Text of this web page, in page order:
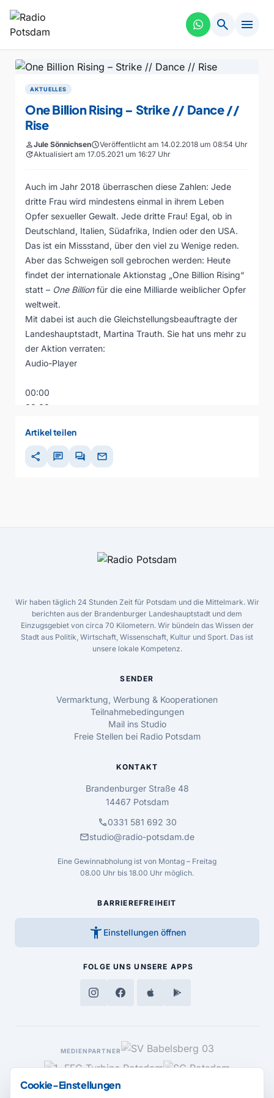
search menu
AKTUELLES
One Billion Rising – Strike // Dance //
Rise
personJule SönnichsenscheduleVeröffentlicht am 14.02.2018 um 08:54 Uhr
updateAktualisiert am 17.05.2021 um 16:27 Uhr
Auch im Jahr 2018 überraschen diese Zahlen: Jede
dritte Frau wird mindestens einmal in ihrem Leben
Opfer sexueller Gewalt. Jede dritte Frau! Egal, ob in
Deutschland, Italien, Südafrika, Indien oder den USA.
Das ist ein Missstand, über den viel zu Wenige reden.
Aber das Schweigen soll gebrochen werden: Heute
findet der internationale Aktionstag „One Billion Rising“
statt – One Billionfür die eine Milliarde weiblicher Opfer
weltweit.
Mit dabei ist auch die Gleichstellungsbeauftragte der
Landeshauptstadt, Martina Trauth. Sie hat uns mehr zu
der Aktion verraten:
Audio-Player
00:00
00:00
Artikel teilen
share chat forum mail
Wir haben täglich 24 Stunden Zeit für Potsdam und die Mittelmark. Wir
berichten aus der Brandenburger Landeshauptstadt und dem
Einzugsgebiet von circa 70 Kilometern. Wir bündeln das Wissen der
Stadt aus Politik, Wirtschaft, Wissenschaft, Kultur und Sport. Das ist
unsere lokale Kompetenz.
SENDER
Vermarktung, Werbung & Kooperationen
Teilnahmebedingungen
Mail ins Studio
Freie Stellen bei Radio Potsdam
KONTAKT
Brandenburger Straße 48
14467 Potsdam
call0331 581 692 30
mailstudio@radio-potsdam.de
Eine Gewinnabholung ist von Montag – Freitag
08.00 Uhr bis 18.00 Uhr möglich.
BARRIEREFREIHEIT
accessibility_new Einstellungen öffnen
FOLGE UNS UNSERE APPS
MEDIENPARTNER
Cookie-Einstellungen